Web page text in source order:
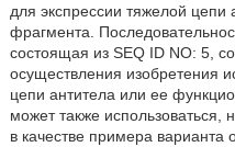
для экспрессии тяжелой
фрагмента.
состоящая из SEQ ID NO: 5,
осуществления изобретения
цепи антитела или ее
может также использоваться,
в качестве примера варианта